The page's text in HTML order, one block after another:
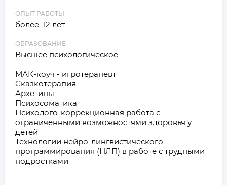
ОПЫТ РАБОТЫ
более  12 лет
ОБРАЗОВАНИЕ
Высшее психологическое
МАК-коуч - игротерапевт
Сказкотерапия
Архетипы
Психосоматика
Психолого-коррекционная работа с
ограниченными возможностями здоровья у
детей
Технологии нейро-лингвистического
программирования (НЛП) в работе с трудными
подростками